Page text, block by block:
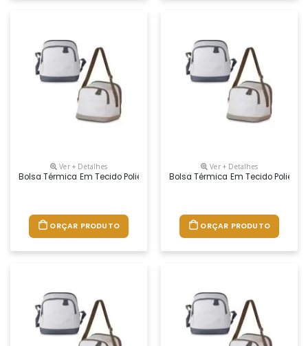
Ver + Detalhes
Bolsa Térmica Em Tecido Poliéster 600d Na Tonalidade Cinza Claro
ORÇAR PRODUTO
Ver + Detalhes
Bolsa Térmica Em Tecido
ORÇAR PRODUTO